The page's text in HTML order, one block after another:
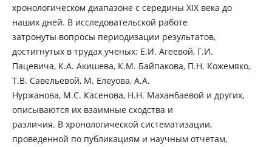
хронологическом диапазоне с середины ХІХ века до
наших дней. В исследовательской работе
затронуты вопросы периодизации результатов,
достигнутых в трудах ученых: Е.И. Агеевой, Г.И.
Пацевича, К.А. Акишева, К.М. Байпакова, П.Н. Кожемяко,
Т.В. Савельевой, М. Елеуова, А.А.
Нуржанова, М.С. Касенова, Н.Н. Маханбаевой и других,
описываются их взаимные сходства и
различия. В хронологической систематизации,
проведенной по публикациям и научным отчетам,